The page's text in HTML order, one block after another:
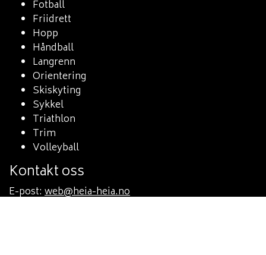
Fotball
Friidrett
Hopp
Håndball
Langrenn
Orientering
Skiskyting
Sykkel
Triathlon
Trim
Volleyball
Kontakt oss
E-post: web@heia-heia.no